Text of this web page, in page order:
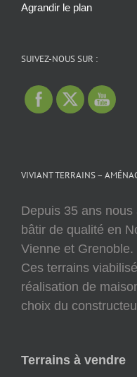
Agrandir le plan
SUIVEZ-NOUS SUR :
VIVIANT TERRAINS –
Depuis 35 ans
bâtir de qualité en
Vienne et Grenoble.
Ces terrains
réalisation de
choix du
Terrains à vendre